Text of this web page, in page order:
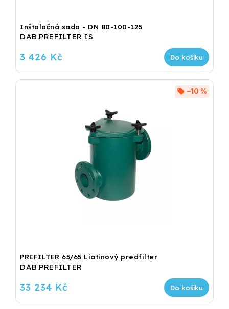
Inštalačná sada - DN 80-100-125
DAB.PREFILTER IS
3 426 Kč Do košíku
PREFILTER 65/65 Liatinový predfilter
DAB.PREFILTER
–10 %
33 234 Kč Do košíku